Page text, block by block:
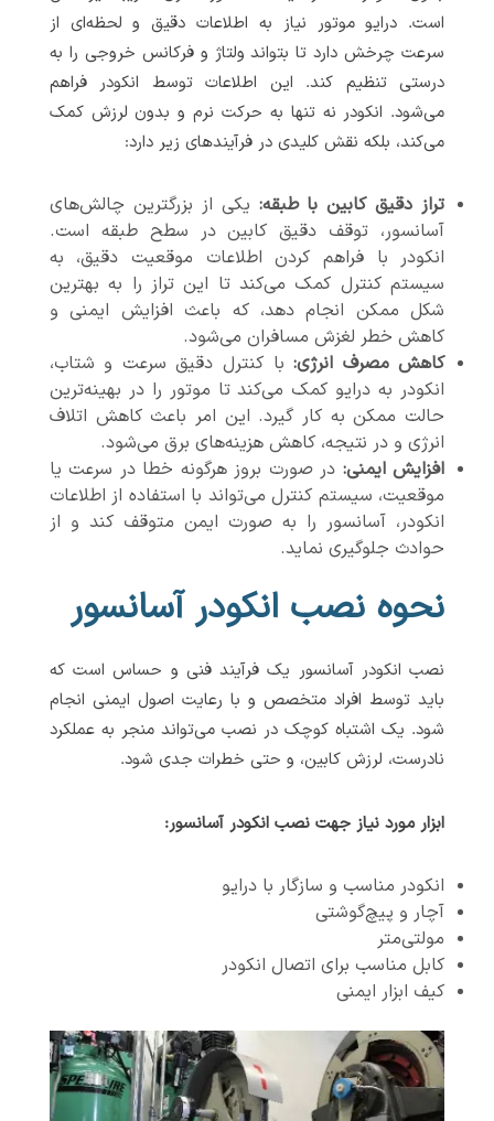
است. درایو موتور نیاز به اطلاعات دقیق و لحظه‌ای از
سرعت چرخش دارد تا بتواند ولتاژ و فرکانس خروجی را به
درستی تنظیم کند. این اطلاعات توسط انکودر فراهم
می‌شود. انکودر نه تنها به حرکت نرم و بدون لرزش کمک
می‌کند، بلکه نقش کلیدی در فرآیندهای زیر دارد:
تراز دقیق کابین با طبقه: یکی از بزرگترین چالش‌های
آسانسور، توقف دقیق کابین در سطح طبقه است.
انکودر با فراهم کردن اطلاعات موقعیت دقیق، به
سیستم کنترل کمک می‌کند تا این تراز را به بهترین
شکل ممکن انجام دهد، که باعث افزایش ایمنی و
کاهش خطر لغزش مسافران می‌شود.
کاهش مصرف انرژی:با کنترل دقیق سرعت و شتاب،
انکودر به درایو کمک می‌کند تا موتور را در بهینه‌ترین
حالت ممکن به کار گیرد. این امر باعث کاهش اتلاف
انرژی و در نتیجه، کاهش هزینه‌های برق می‌شود.
افزایش ایمنی: در صورت بروز هرگونه خطا در سرعت یا
موقعیت، سیستم کنترل می‌تواند با استفاده از اطلاعات
انکودر، آسانسور را به صورت ایمن متوقف کند و از
حوادث جلوگیری نماید.
نحوه نصب انکودر آسانسور
نصب انکودر آسانسور یک فرآیند فنی و حساس است که
باید توسط افراد متخصص و با رعایت اصول ایمنی انجام
شود. یک اشتباه کوچک در نصب می‌تواند منجر به عملکرد
نادرست، لرزش کابین، و حتی خطرات جدی شود.
ابزار مورد نیاز جهت نصب انکودر آسانسور:
انکودر مناسب و سازگار با درایو
آچار و پیچ‌گوشتی
مولتی‌متر
کابل مناسب برای اتصال انکودر
کیف ابزار ایمنی